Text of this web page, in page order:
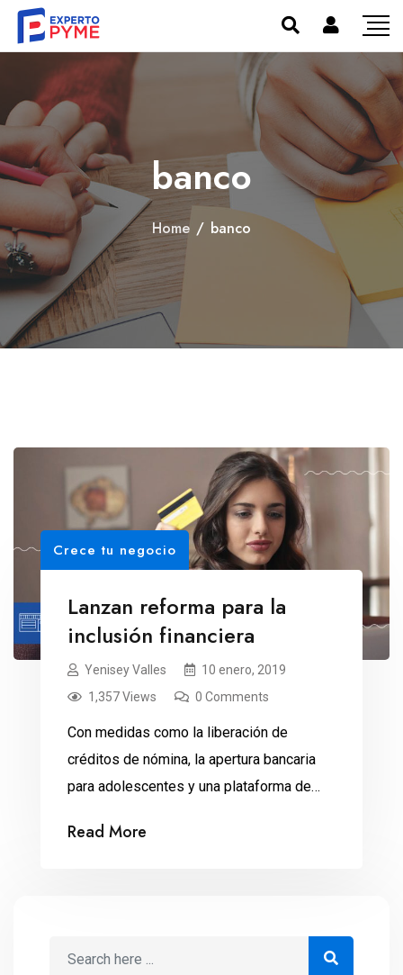
banco
Home / banco
Crece tu negocio
Lanzan reforma para la
inclusión financiera
Yenisey Valles
10 enero, 2019
1,357 Views
0 Comments
Con medidas como la liberación de
créditos de nómina, la apertura bancaria
para adolescentes y una plataforma de
Impulso al Sector Financiero mejora la
Read More